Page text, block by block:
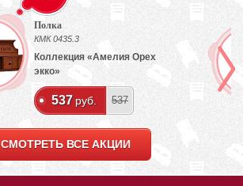
Полка
КМК 0435.3
Коллекция «Амелия Орех
экко»
537 руб. 537
СМОТРЕТЬ ВСЕ АКЦИИ